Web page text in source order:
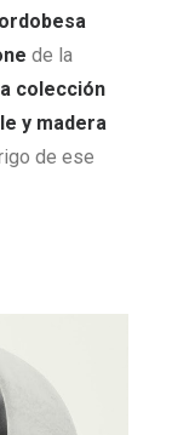
de la
colección
y madera
de ese